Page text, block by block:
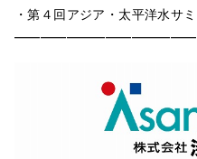
・第４回アジア・太平洋水サ